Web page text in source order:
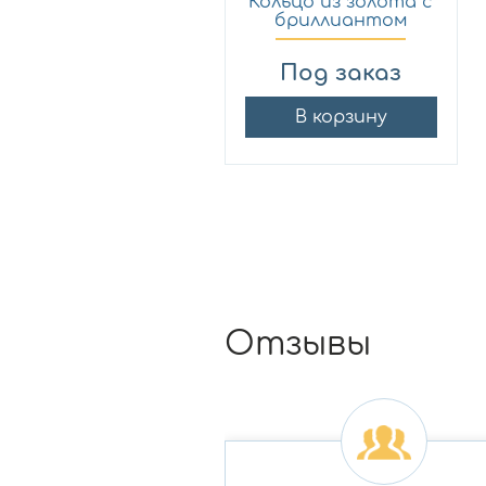
бриллиантом
МЭЮЗ 0...
Под заказ
В корзину
Отзывы